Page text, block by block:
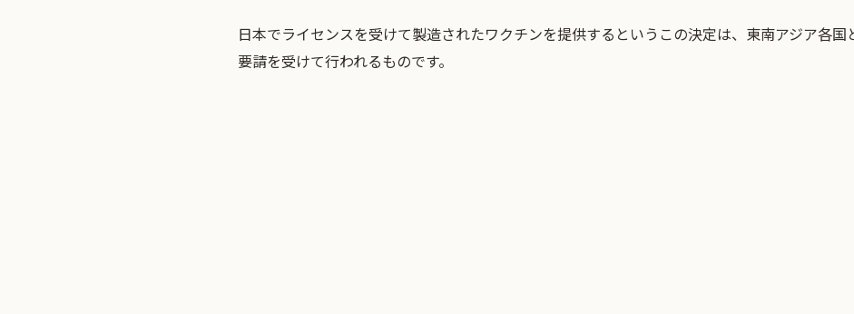
日本でライセンスを受けて製造されたワクチンを提供するというこの決定は、東南アジア各国
要請を受けて行われるものです。